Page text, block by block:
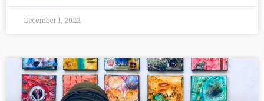
December 1, 2022